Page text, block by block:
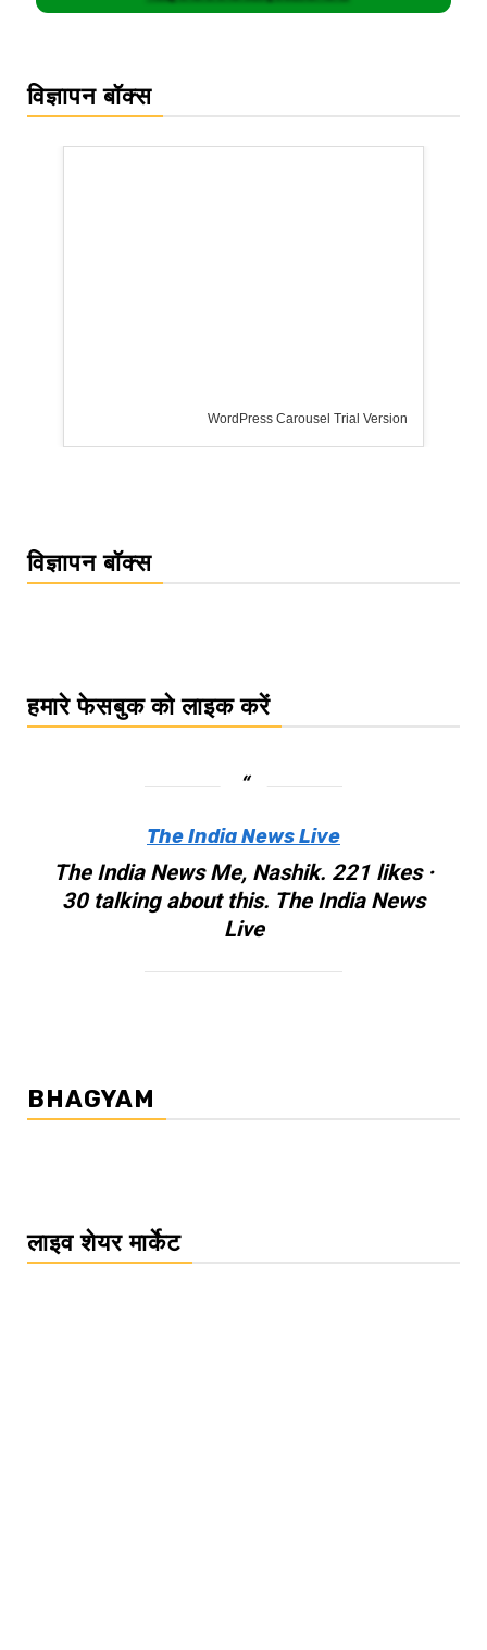
विज्ञापन बॉक्स
WordPress Carousel Trial Version
विज्ञापन बॉक्स
हमारे फेसबुक को लाइक करें
The India News Live
The India News Me, Nashik. 221 likes ·
30 talking about this. The India News
Live
BHAGYAM
लाइव शेयर मार्केट